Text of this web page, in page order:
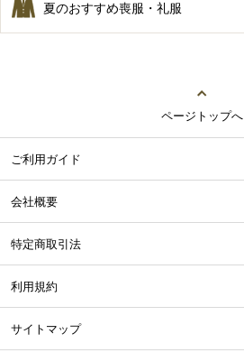
夏のおすすめ喪服・礼服
ページトップへ
ご利用ガイド
会社概要
特定商取引法
利用規約
サイトマップ